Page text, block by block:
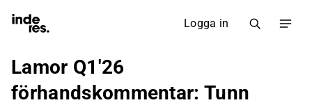
Logga in
Lamor Q1'26
förhandskommentar: Tunn